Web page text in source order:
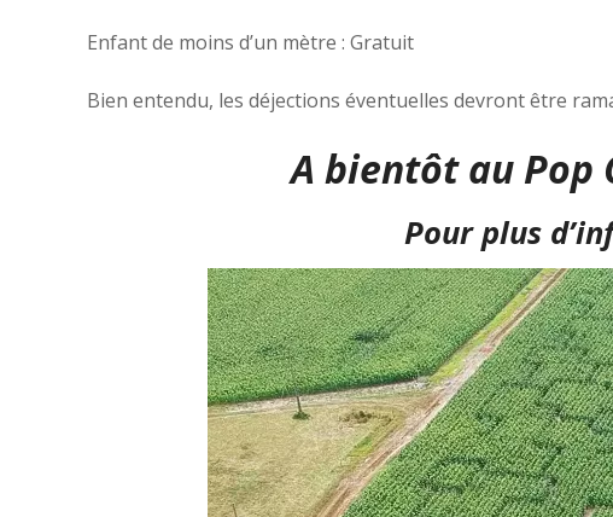
Enfant de moins d’un mètre : Gratuit
Bien entendu, les déjections éventuelles devront être
A bientôt au Pop
Pour plus